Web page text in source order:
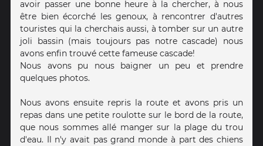
avoir passer une bonne heure à la chercher, à nous
être bien écorché les genoux, à rencontrer d'autres
touristes qui la cherchais aussi, à tomber sur un autre
joli bassin (mais toujours pas notre cascade) nous
avons enfin trouvé cette fameuse cascade!
Nous avons pu nous baigner un peu et prendre
quelques photos.
Nous avons ensuite repris la route et avons pris un
repas dans une petite roulotte sur le bord de la route,
que nous sommes allé manger sur la plage du trou
d'eau. Il n'y avait pas grand monde à part des chiens